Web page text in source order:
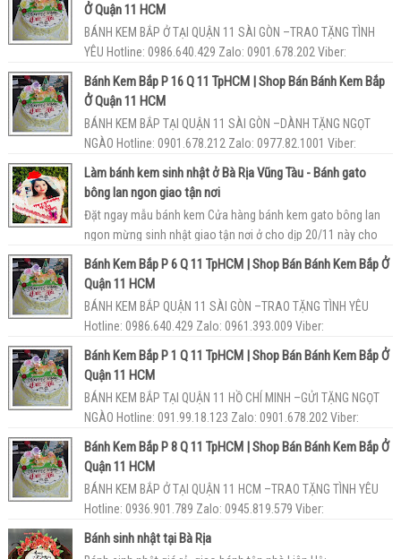
Ở Quận 11 HCM
BÁNH KEM BẮP Ở TẠI QUẬN 11 SÀI GÒN –TRAO TẶNG TÌNH
YÊU Hotline: 0986.640.429 Zalo: 0901.678.202 Viber:
093.55.86.189 Cửa hàng...
Bánh Kem Bắp P 16 Q 11 TpHCM | Shop Bán Bánh Kem Bắp
Ở Quận 11 HCM
BÁNH KEM BẮP TẠI QUẬN 11 SÀI GÒN –DÀNH TẶNG NGỌT
NGÀO Hotline: 0901.678.212 Zalo: 0977.82.1001 Viber:
093.55.86.189 Shop bán ...
Làm bánh kem sinh nhật ở Bà Rịa Vũng Tàu - Bánh gato
bông lan ngon giao tận nơi
Đặt ngay mẫu bánh kem Cửa hàng bánh kem gato bông lan
ngon mừng sinh nhật giao tận nơi ở cho dịp 20/11 này cho
giáo viên thầy cô thầy cô ...
Bánh Kem Bắp P 6 Q 11 TpHCM | Shop Bán Bánh Kem Bắp Ở
Quận 11 HCM
BÁNH KEM BẮP QUẬN 11 SÀI GÒN –TRAO TẶNG TÌNH YÊU
Hotline: 0986.640.429 Zalo: 0961.393.009 Viber:
093.55.86.189 Cơ sở bán bánh...
Bánh Kem Bắp P 1 Q 11 TpHCM | Shop Bán Bánh Kem Bắp Ở
Quận 11 HCM
BÁNH KEM BẮP TẠI QUẬN 11 HỒ CHÍ MINH –GỬI TẶNG NGỌT
NGÀO Hotline: 091.99.18.123 Zalo: 0901.678.202 Viber:
093.55.86.189 Tiệm ...
Bánh Kem Bắp P 8 Q 11 TpHCM | Shop Bán Bánh Kem Bắp Ở
Quận 11 HCM
BÁNH KEM BẮP Ở TẠI QUẬN 11 HCM –TRAO TẶNG TÌNH YÊU
Hotline: 0936.901.789 Zalo: 0945.819.579 Viber:
Bánh sinh nhật tại Bà Rịa